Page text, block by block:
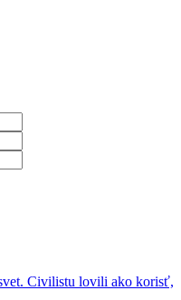
Civilistu lovili ako korisť,